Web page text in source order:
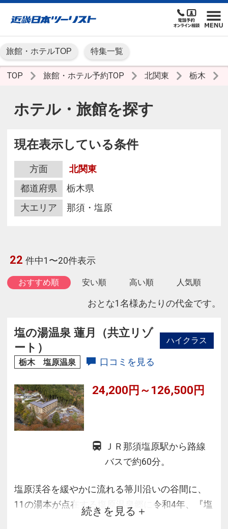
旅館・ホテルTOP 特集一覧
TOP 旅館・ホテル予約TOP 北関東 栃木
ホテル・旅館を探す
現在表示している条件
方面
北関東
都道府県
栃木県
大エリア
那須・塩原
22 件中1〜20件表示
おすすめ順 安い順 高い順 人気順
おとな1名様あたりの代金です。
塩の湯温泉 蓮月（共立リゾ
ート）
ハイクラス
栃木 塩原温泉 口コミを見る
24,200円～126,500円
ＪＲ那須塩原駅から路線
バスで約60分。
塩原渓谷を緩やかに流れる箒川沿いの谷間に、
11の湯本が点在する塩原温泉郷に令和4年、『塩
の湯温泉 蓮月』がオープン。宿へは専用のケー
続きを見る